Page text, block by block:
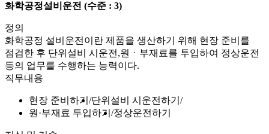
화학공정설비운전 (수준 : 3)
정의
화학공정 설비운전이란 제품을 생산하기 위해 현장 준비를
점검한 후 단위설비 시운전,원ㆍ부재료를 투입하여 정상운전
등의 업무를 수행하는 능력이다.
직무내용
현장 준비하기
단위설비 시운전하기
원·부재료 투입하기
정상운전하기